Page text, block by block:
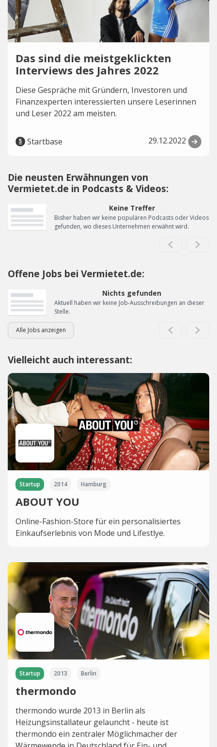
Das sind die meistgeklickten
Interviews des Jahres 2022
Diese Gespräche mit Gründern, Investoren und
Finanzexperten interessierten unsere Leserinnen
und Leser 2022 am meisten.
Startbase 29.12.2022
Die neusten Erwähnungen von
Vermietet.de in Podcasts & Videos:
Keine Treffer
Bisher haben wir keine populären Podcasts oder Videos
gefunden, wo dieses Unternehmen erwähnt wird.
Offene Jobs bei Vermietet.de:
Nichts gefunden
Aktuell haben wir keine Job-Ausschreibungen an dieser
Stelle.
Alle Jobs anzeigen
Vielleicht auch interessant:
Startup 2014 Hamburg
ABOUT YOU
Online-Fashion-Store für ein personalisiertes
Einkaufserlebnis von Mode und Lifestlye.
Startup 2013 Berlin
thermondo
thermondo wurde 2013 in Berlin als
Heizungsinstallateur gelauncht - heute ist
thermondo ein zentraler Möglichmacher der